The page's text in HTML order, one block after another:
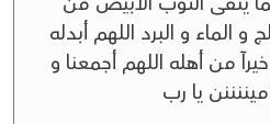
و الماء و البرد اللهم أبدله
من أهله اللهم أجمعنا و
يا رب